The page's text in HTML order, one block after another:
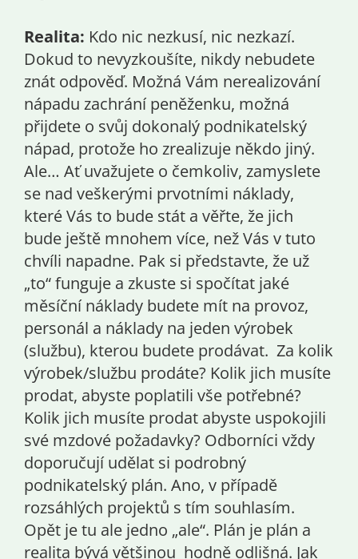
Realita: Kdo nic nezkusí, nic nezkazí.
Dokud to nevyzkoušíte, nikdy nebudete
znát odpověď. Možná Vám nerealizování
nápadu zachrání peněženku, možná
přijdete o svůj dokonalý podnikatelský
nápad, protože ho zrealizuje někdo jiný.
Ale… Ať uvažujete o čemkoliv, zamyslete
se nad veškerými prvotními náklady,
které Vás to bude stát a věřte, že jich
bude ještě mnohem více, než Vás v tuto
chvíli napadne. Pak si představte, že už
„to“ funguje a zkuste si spočítat jaké
měsíční náklady budete mít na provoz,
personál a náklady na jeden výrobek
(službu), kterou budete prodávat. Za kolik
výrobek/službu prodáte? Kolik jich musíte
prodat, abyste poplatili vše potřebné?
Kolik jich musíte prodat abyste uspokojili
své mzdové požadavky? Odborníci vždy
doporučují udělat si podrobný
podnikatelský plán. Ano, v případě
rozsáhlých projektů s tím souhlasím.
Opět je tu ale jedno „ale“. Plán je plán a
realita bývá většinou hodně odlišná. Jak